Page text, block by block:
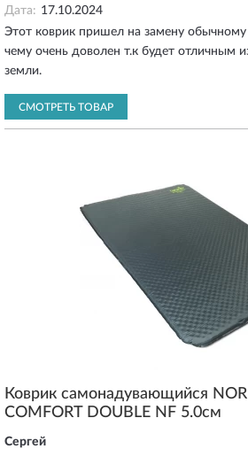
Дата: 17.10.2024
Этот коврик пришел на замену
чему очень доволен т.к будет отличным
земли.
СМОТРЕТЬ ТОВАР
Коврик самонадувающийся
COMFORT DOUBLE NF 5.0см
Сергей